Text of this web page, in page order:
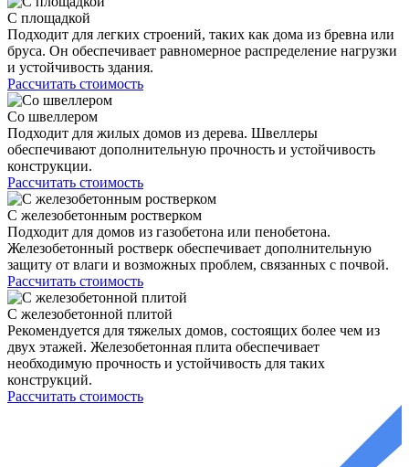
С площадкой
Подходит для легких строений, таких как дома из бревна или
бруса. Он обеспечивает равномерное распределение нагрузки
и устойчивость здания.
Рассчитать стоимость
Со швеллером
Подходит для жилых домов из дерева. Швеллеры
обеспечивают дополнительную прочность и устойчивость
конструкции.
Рассчитать стоимость
С железобетонным ростверком
Подходит для домов из газобетона или пенобетона.
Железобетонный ростверк обеспечивает дополнительную
защиту от влаги и возможных проблем, связанных с почвой.
Рассчитать стоимость
С железобетонной плитой
Рекомендуется для тяжелых домов, состоящих более чем из
двух этажей. Железобетонная плита обеспечивает
необходимую прочность и устойчивость для таких
конструкций.
Рассчитать стоимость